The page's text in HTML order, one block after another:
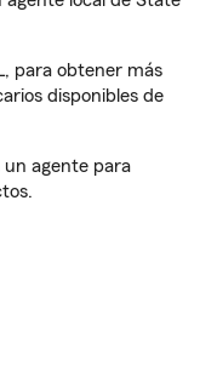
para obtener más
disponibles de
un agente para